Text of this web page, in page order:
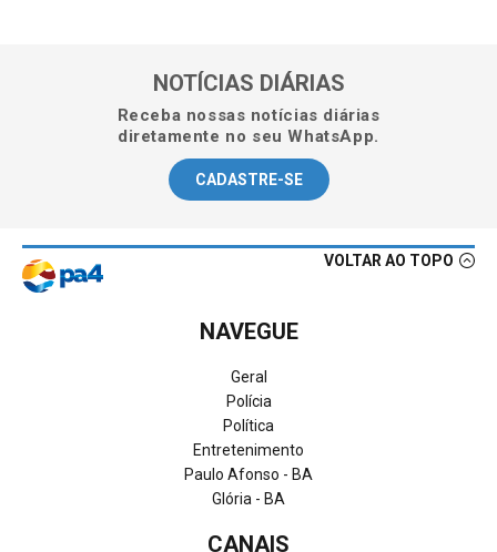
NOTÍCIAS DIÁRIAS
Receba nossas notícias diárias
diretamente no seu WhatsApp.
CADASTRE-SE
VOLTAR AO TOPO
NAVEGUE
Geral
Polícia
Política
Entretenimento
Paulo Afonso - BA
Glória - BA
CANAIS